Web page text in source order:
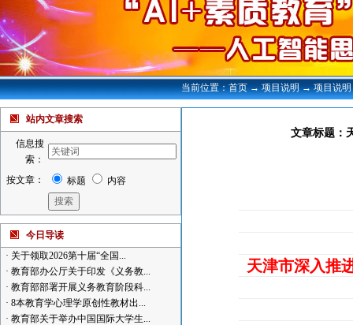
当前位置：首页 → 项目说明 → 项目说明
站内文章搜索
信息搜
索：
按文章：
标题 内容
今日导读
· 关于领取2026第十届“全国...
· 教育部办公厅关于印发《义务教...
· 教育部部署开展义务教育阶段科...
· 8本教育学心理学原创性教材出...
· 教育部关于举办中国国际大学生...
文章标题：
天津市深入推